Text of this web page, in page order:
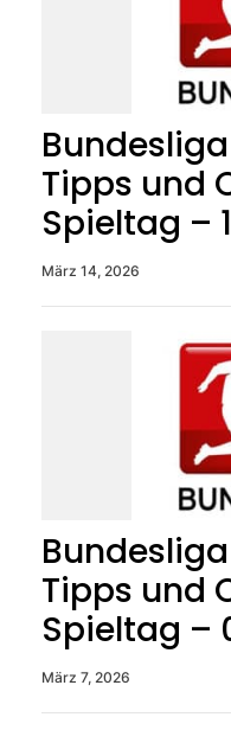
Tipps und
Spieltag –
März 14, 2026
Tipps und
Spieltag –
März 7, 2026